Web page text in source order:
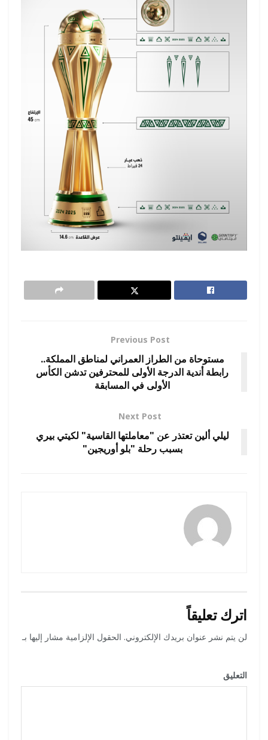
Previous Post
مستوحاة من الطراز العمراني لمناطق المملكة..
رابطة أندية الدرجة الأولى للمحترفين تدشن الكأس
الأولى في المسابقة
Next Post
ليلي ألين تعتذر عن "معاملتها القاسية" لكيتي بيري
بسبب رحلة "بلو أوريجين"
اترك تعليقاً
لن يتم نشر عنوان بريدك الإلكتروني. الحقول الإلزامية مشار إليها بـ
التعليق